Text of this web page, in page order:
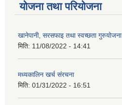
योजना तथा परियोजना
खानेपानी, सरसफाइ तथा स्वच्छता गुरुयोजना
मिति: 11/08/2022 - 14:41
मध्यकालिन खर्च संरचना
मिति: 01/31/2022 - 16:51